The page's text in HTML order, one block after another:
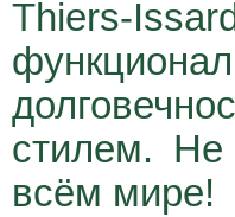
Thiers-
стилем. Не
всём мире!